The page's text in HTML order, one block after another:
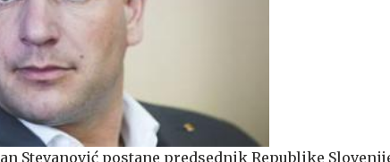
Stevanović postane predsednik Republike